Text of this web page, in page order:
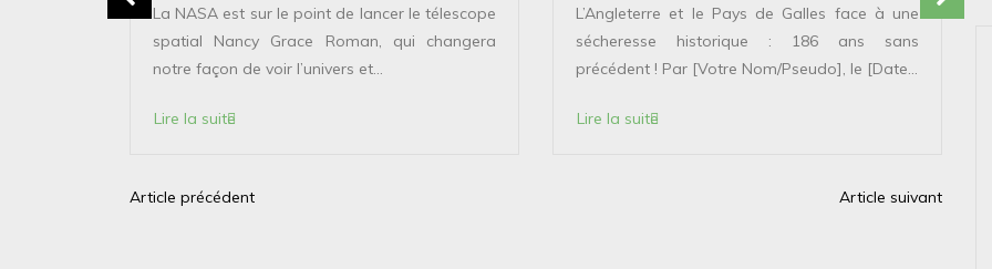
La NASA est sur le point de lancer le télescope
spatial Nancy Grace Roman, qui changera
notre façon de voir l’univers et...
Lire la suite
L’Angleterre et le Pays de Galles face à une
sécheresse historique : 186 ans sans
précédent ! Par [Votre Nom/Pseudo], le [Date...
Lire la suite
N
Article précédent Article suivant